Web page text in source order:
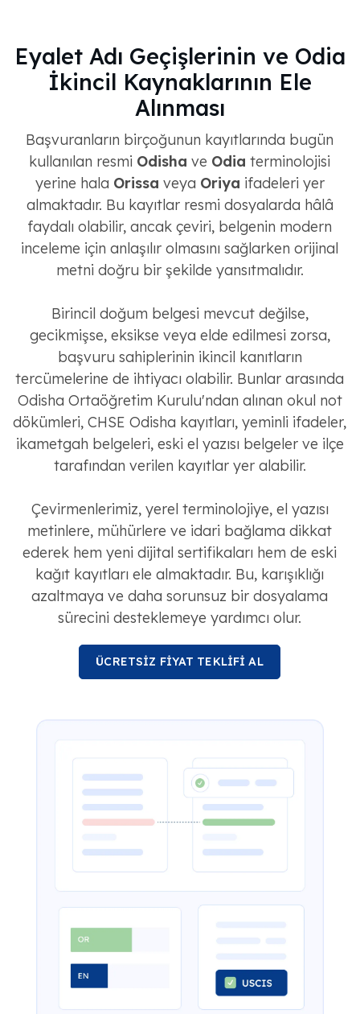
Eyalet Adı Geçişlerinin ve Odia
İkincil Kaynaklarının Ele
Alınması
Başvuranların birçoğunun kayıtlarında bugün
kullanılan resmi Odisha ve Odia terminolojisi
yerine hala Orissa veya Oriya ifadeleri yer
almaktadır. Bu kayıtlar resmi dosyalarda hâlâ
faydalı olabilir, ancak çeviri, belgenin modern
inceleme için anlaşılır olmasını sağlarken orijinal
metni doğru bir şekilde yansıtmalıdır.
Birincil doğum belgesi mevcut değilse,
gecikmişse, eksikse veya elde edilmesi zorsa,
başvuru sahiplerinin ikincil kanıtların
tercümelerine de ihtiyacı olabilir. Bunlar arasında
Odisha Ortaöğretim Kurulu'ndan alınan okul not
dökümleri, CHSE Odisha kayıtları, yeminli ifadeler,
ikametgah belgeleri, eski el yazısı belgeler ve ilçe
tarafından verilen kayıtlar yer alabilir.
Çevirmenlerimiz, yerel terminolojiye, el yazısı
metinlere, mühürlere ve idari bağlama dikkat
ederek hem yeni dijital sertifikaları hem de eski
kağıt kayıtları ele almaktadır. Bu, karışıklığı
azaltmaya ve daha sorunsuz bir dosyalama
sürecini desteklemeye yardımcı olur.
ÜCRETSİZ FİYAT TEKLİFİ AL